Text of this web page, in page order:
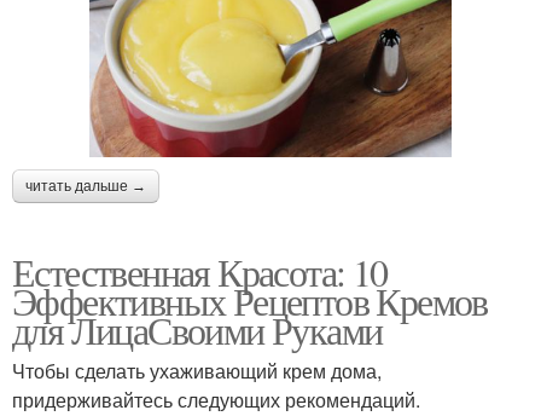
читать дальше →
Естественная Красота: 10
Эффективных Рецептов Кремов
для ЛицаСвоими Руками
Чтобы сделать ухаживающий крем дома,
придерживайтесь следующих рекомендаций.